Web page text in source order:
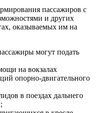
пассажиров с
и других
оказываемых им на
могут подать
на вокзалах
опорно-двигательного
в поездах дальнего